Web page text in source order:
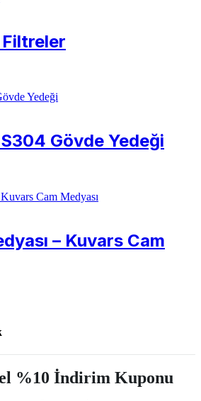
Gövde Yedeği
– Kuvars Cam
%10 İndirim Kuponu